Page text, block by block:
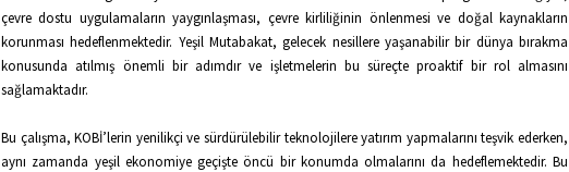
çevre dostu uygulamaların yaygınlaşması, çevre kirliliğinin önlenmesi ve doğal kaynakların
korunması hedeflenmektedir. Yeşil Mutabakat, gelecek nesillere yaşanabilir bir dünya bırakma
konusunda atılmış önemli bir adımdır ve işletmelerin bu süreçte proaktif bir rol almasını
sağlamaktadır.
Bu çalışma, KOBİ’lerin yenilikçi ve sürdürülebilir teknolojilere yatırım yapmalarını teşvik ederken,
aynı zamanda yeşil ekonomiye geçişte öncü bir konumda olmalarını da hedeflemektedir. Bu